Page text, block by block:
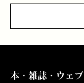
本・雑誌・ウェブ